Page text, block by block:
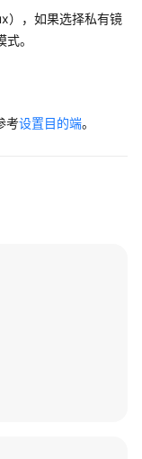
），如果选择私有镜
。
考设置目的端。